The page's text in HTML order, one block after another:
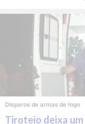
Disparos de armas de fogo
Tiroteio deixa